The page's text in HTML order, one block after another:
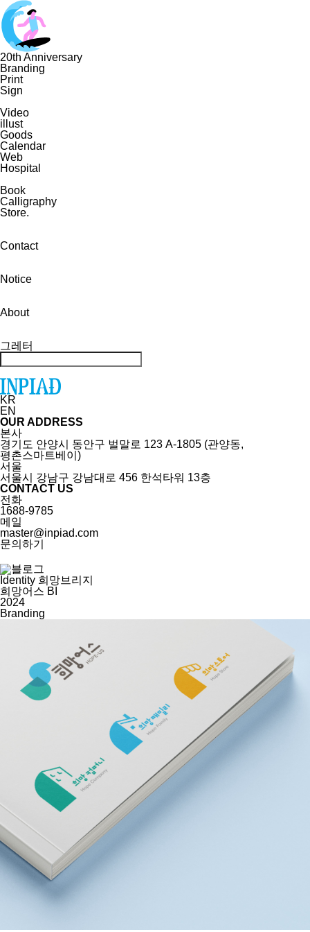
20th Anniversary
Branding
Print
Sign
Video
illust
Goods
Calendar
Web
Hospital
Book
Calligraphy
Store.
Contact
Notice
About
그레터
KR
EN
OUR ADDRESS
본사
경기도 안양시 동안구 벌말로 123 A-1805 (관양동,
평촌스마트베이)
서울
서울시 강남구 강남대로 456 한석타워 13층
CONTACT US
전화
1688-9785
메일
master@inpiad.com
문의하기
Identity 희망브리지
희망어스 BI
2024
Branding